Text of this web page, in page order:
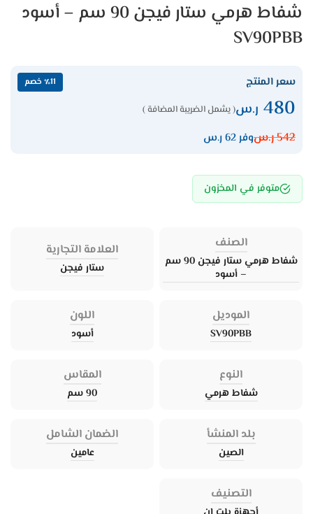
شفاط هرمي ﺳﺘﺎر ﻓﯿﺠﻦ 90 ﺳﻢ – أﺳﻮد
SV90PBB
سعر المنتج ٪11 خصم
480 ر.س( يشمل الضريبة المضافة )
542ر.سوفر 62 ر.س
متوفر في المخزون
الصنف
شفاط هرمي ﺳﺘﺎر ﻓﯿﺠﻦ 90 ﺳﻢ
– أﺳﻮد
العلامة التجارية
ستار فيجن
الموديل
SV90PBB
اللون
أسود
النوع
شفاط هرمي
المقاس
90 سم
بلد المنشأ
الصين
الضمان الشامل
عامين
التصنيف